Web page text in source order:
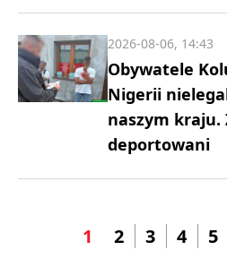
Obywatele
Nigerii
naszym kraju.
deportowani
2026-08-06, 14:43
1 2 3 4 5